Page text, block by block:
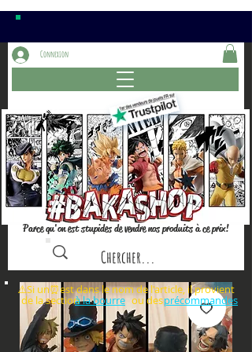
Parce qu'on est stupides de vendre nos produits à ce prix!
Connexion
⚠️Si un⏰est dans le nom de l'article, il provient
de la section ou des
à la bourre précommandes